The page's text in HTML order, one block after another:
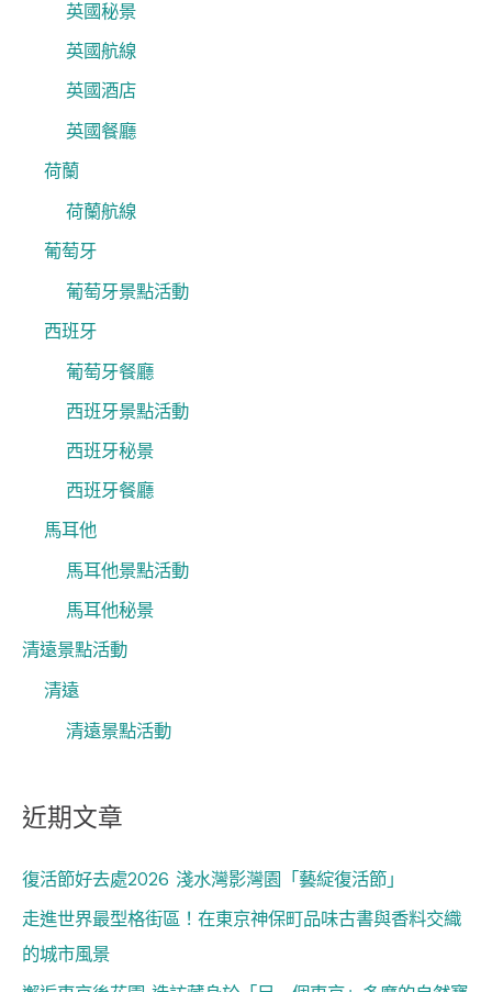
英國秘景
英國航線
英國酒店
英國餐廳
荷蘭
荷蘭航線
葡萄牙
葡萄牙景點活動
西班牙
葡萄牙餐廳
西班牙景點活動
西班牙秘景
西班牙餐廳
馬耳他
馬耳他景點活動
馬耳他秘景
清遠景點活動
清遠
清遠景點活動
近期文章
復活節好去處2026 淺水灣影灣園「藝綻復活節」
走進世界最型格街區！在東京神保町品味古書與香料交織
的城市風景